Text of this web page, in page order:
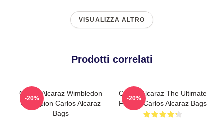
VISUALIZZA ALTRO
Prodotti correlati
Carlos Alcaraz Wimbledon
Champion Carlos Alcaraz
Bags
-20%
Carlos Alcaraz The Ultimate
Fighter Carlos Alcaraz Bags
-20%